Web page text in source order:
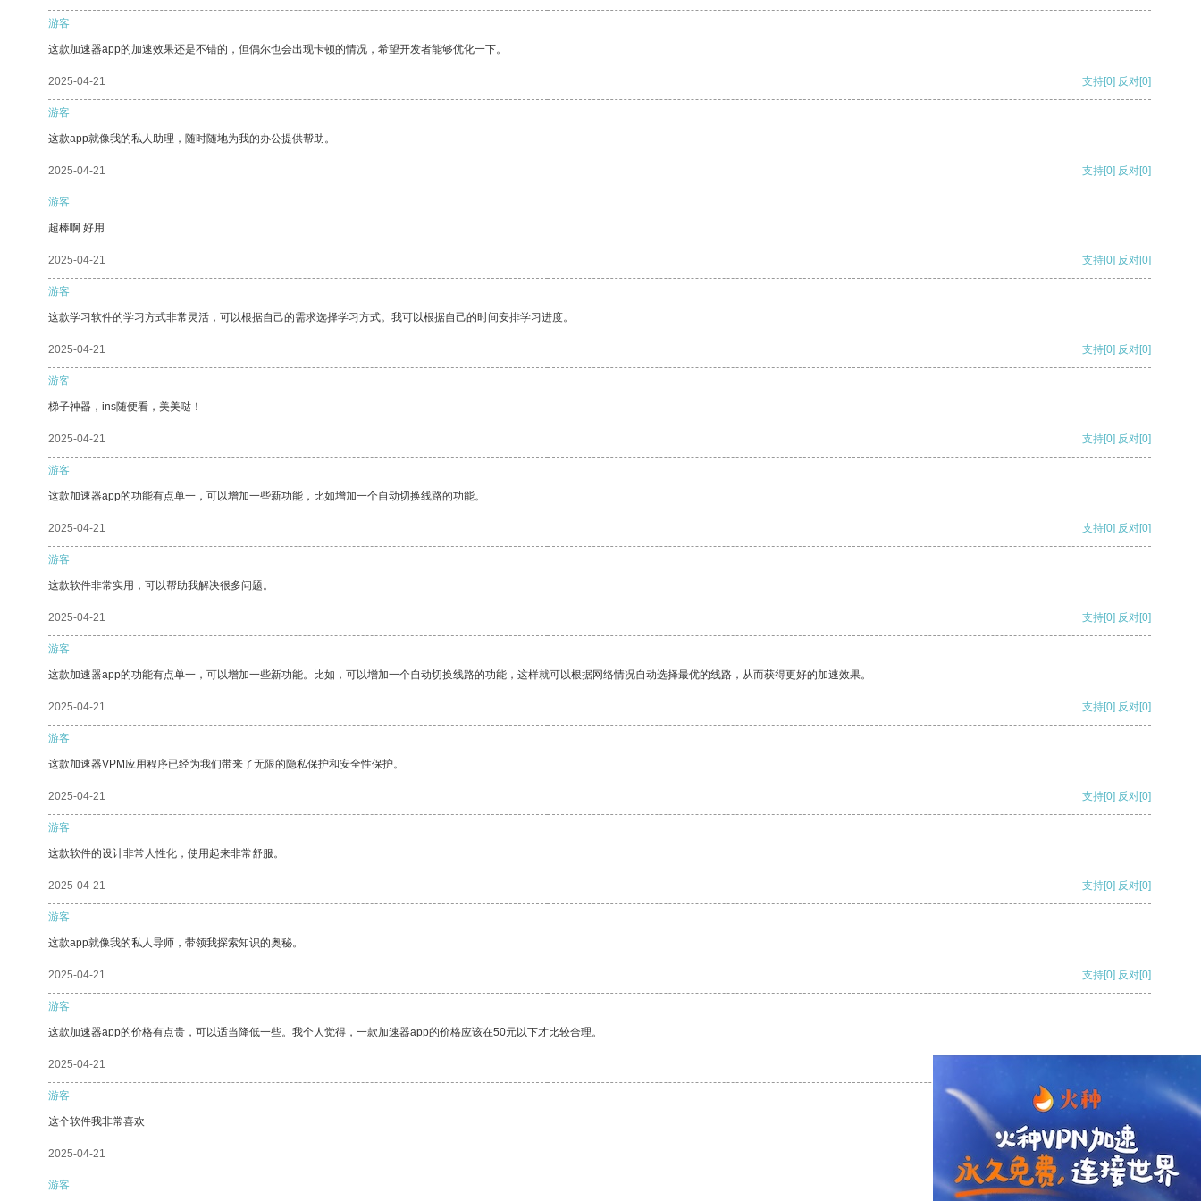
游客
这款加速器app的加速效果还是不错的，但偶尔也会出现卡顿的情况，希望开发者能够优化一下。
2025-04-21 支持[0] 反对[0]
游客
这款app就像我的私人助理，随时随地为我的办公提供帮助。
2025-04-21 支持[0] 反对[0]
游客
超棒啊 好用
2025-04-21 支持[0] 反对[0]
游客
这款学习软件的学习方式非常灵活，可以根据自己的需求选择学习方式。我可以根据自己的时间安排学习进度。
2025-04-21 支持[0] 反对[0]
游客
梯子神器，ins随便看，美美哒！
2025-04-21 支持[0] 反对[0]
游客
这款加速器app的功能有点单一，可以增加一些新功能，比如增加一个自动切换线路的功能。
2025-04-21 支持[0] 反对[0]
游客
这款软件非常实用，可以帮助我解决很多问题。
2025-04-21 支持[0] 反对[0]
游客
这款加速器app的功能有点单一，可以增加一些新功能。比如，可以增加一个自动切换线路的功能，这样就可以根据网络情况自动选择最优的线路，从而获得更好的加速效果。
2025-04-21 支持[0] 反对[0]
游客
这款加速器VPM应用程序已经为我们带来了无限的隐私保护和安全性保护。
2025-04-21 支持[0] 反对[0]
游客
这款软件的设计非常人性化，使用起来非常舒服。
2025-04-21 支持[0] 反对[0]
游客
这款app就像我的私人导师，带领我探索知识的奥秘。
2025-04-21 支持[0] 反对[0]
游客
这款加速器app的价格有点贵，可以适当降低一些。我个人觉得，一款加速器app的价格应该在50元以下才比较合理。
2025-04-21
游客
这个软件我非常喜欢
2025-04-21 支持 [0] 反对 [0]
游客